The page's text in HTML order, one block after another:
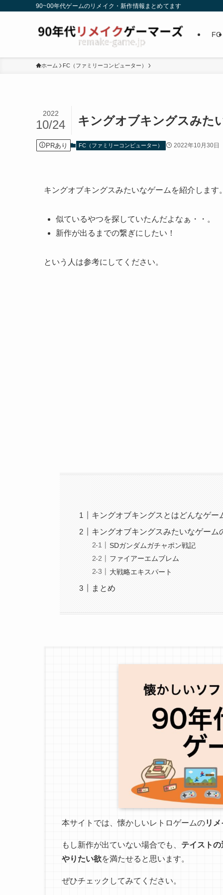
90~00年代ゲームのリメイク・新作情報まとめてます
FC
ホーム FC（ファミリーコンピューター）
キングオブキングスみた
2022
10/24
PRあり FC（ファミリーコンピューター） 2022年10月30日
キングオブキングスみたいなゲームを紹介します
似ているやつを探していたんだよなぁ・・。
新作が出るまでの繋ぎにしたい！
という人は参考にしてください。
キングオブキングスとはどんなゲー
キングオブキングスみたいなゲー
SDガンダムガチャポン戦記
ファイアーエムブレム
大戦略エキスパート
まとめ
本サイトでは、懐かしいレトロゲームのリ
もし新作が出ていない場合でも、 テイスト
やりたい欲を満たせると思います。
ぜひチェックしてみてください。